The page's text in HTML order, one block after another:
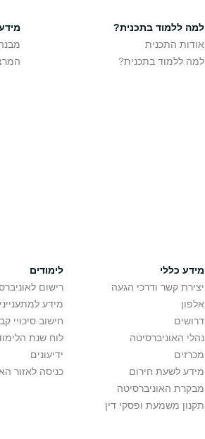
למה ללמוד בתכנית?
אודות התכנית
למה ללמוד בתכנית?
מידע כללי
יצירת קשר ודרכי הגעה
אלפון
דרושים
נהלי האוניברסיטה
מכרזים
מידע לשעת חירום
מבקרת האוניברסיטה
תקנון משמעת ופסקי דין
לימודים
רישום
מידע
חישוב סיכויי
לוח שנת
ידיעונים
כניסה לאזור